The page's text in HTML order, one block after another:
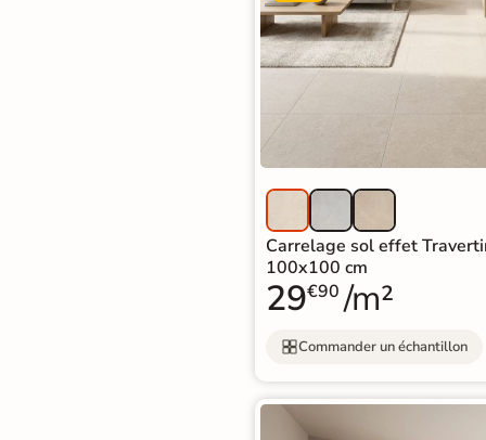
Du lundi au vendredi
Carrelage sol effet
100x100 cm
29€90 /m²
Commander un échantillon